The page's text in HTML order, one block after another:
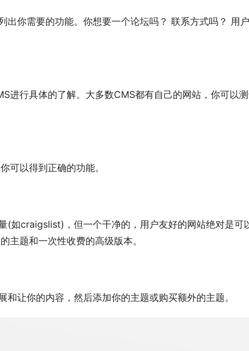
出你需要的功能。你想要一个论坛吗？ 联系方式吗？ 用
进行具体的了解。大多数CMS都有自己的网站，你可以
可以得到正确的功能。
(如craigslist)，但一个干净的，用户友好的网站绝对是可
主题和一次性收费的高级版本。
让你的内容，然后添加你的主题或购买额外的主题。